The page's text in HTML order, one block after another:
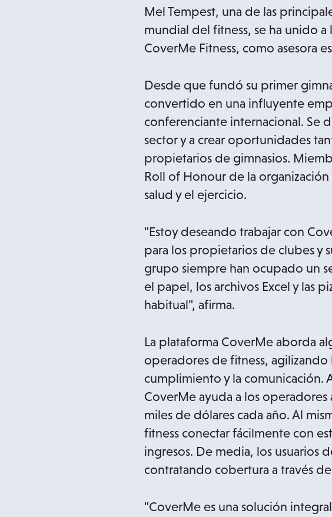
Mel Tempest, una de las
mundial del fitness, se ha unido
CoverMe Fitness, como asesora
Desde que fundó su primer
convertido en una influyente
conferenciante internacional. Se
sector y a crear oportunidades
propietarios de gimnasios.
Roll of Honour de la
salud y el ejercicio.
"Estoy deseando trabajar con
para los propietarios de clubes y
grupo siempre han ocupado un
el papel, los archivos Excel y las
habitual", afirma.
La plataforma CoverMe aborda
operadores de fitness,
cumplimiento y la comunicación.
CoverMe ayuda a los operadores
miles de dólares cada año. Al
fitness conectar fácilmente con
ingresos. De media, los usuarios
contratando cobertura a través
"CoverMe es una solución